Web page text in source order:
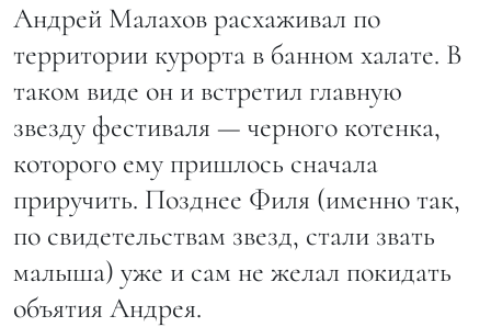
Андрей Малахов расхаживал по
территории курорта в банном халате. В
таком виде он и встретил главную
звезду фестиваля — черного котенка,
которого ему пришлось сначала
приручить. Позднее Филя (именно так,
по свидетельствам звезд, стали звать
малыша) уже и сам не желал покидать
объятия Андрея.